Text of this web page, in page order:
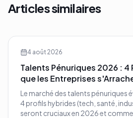
Articles similaires
4 août 2026
Talents Pénuriques 2026 : 4
que les Entreprises
Le marché des talents pénuriques
4 profils hybrides (tech, santé,
seront cruciaux en 2026 et